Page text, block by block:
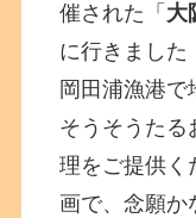
催された「 大
に行きました
岡田浦漁港
そうそうたる
理をご提供く
画で、念願か